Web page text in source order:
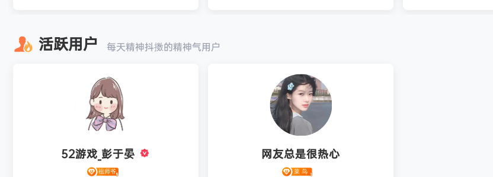
活跃用户 每天精神抖擞的精神气用户
52游戏_彭于晏 网友总是很热心